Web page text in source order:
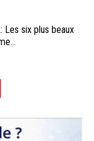
Les six plus beaux